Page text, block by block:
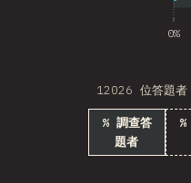
0%
12026 位答題
% 調查答
題者